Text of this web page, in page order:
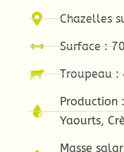
Chazelles
Surface :
Troupeau :
Yaourts,
Masse